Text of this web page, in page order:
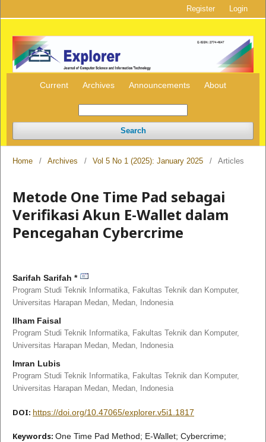
Current Archives Announcements About
Search
Register Login
Home / Archives / Vol 5 No 1 (2025): January 2025 / Articles
Metode One Time Pad sebagai
Verifikasi Akun E-Wallet dalam
Pencegahan Cybercrime
Sarifah Sarifah *
Program Studi Teknik Informatika, Fakultas Teknik dan Komputer,
Universitas Harapan Medan, Medan,
Indonesia
Ilham Faisal
Program Studi Teknik Informatika, Fakultas Teknik dan Komputer,
Universitas Harapan Medan, Medan,
Indonesia
Imran Lubis
Program Studi Teknik Informatika, Fakultas Teknik dan Komputer,
Universitas Harapan Medan, Medan,
Indonesia
DOI: https://doi.org/10.47065/explorer.v5i1.1817
Keywords: One Time Pad Method; E-Wallet; Cybercrime;